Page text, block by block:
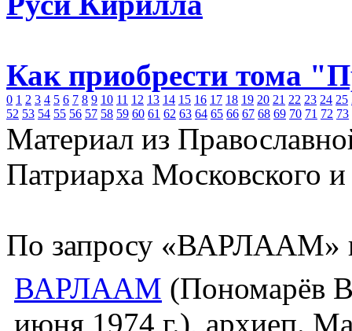
Как приобрести тома
0 1 2 3 4 5 6 7 8 9 10 11 12 13 14 15 16 17 18 19 20 21 22 23 24 25
52 53 54 55 56 57 58 59 60 61 62 63 64 65 66 67 68 69 70 71 72 73
Материал из
Патриарха Московского
По запросу «ВАРЛААМ»
ВАРЛААМ (Пономарёв
июня 1974 г.), архиеп.